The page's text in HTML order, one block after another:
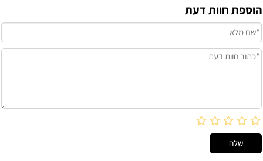
הוספת חוות דעת